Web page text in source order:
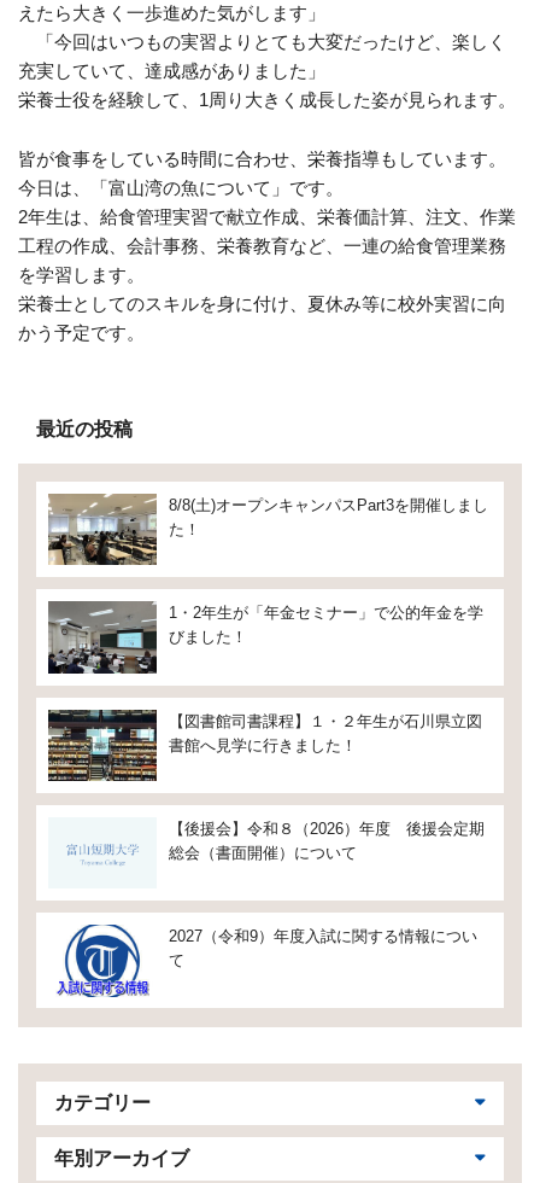
えたら大きく一歩進めた気がします」
「今回はいつもの実習よりとても大変だったけど、楽しく
充実していて、達成感がありました」
栄養士役を経験して、 1周り大きく成長した姿が見られます。
皆が食事をしている時間に合わせ、栄養指導もしています。
今日は、「富山湾の魚について」です。
2年生は、給食管理実習で献立作成、栄養価計算、注文、作業
工程の作成、会計事務、栄養教育など、一連の給食管理業務
を学習します。
栄養士としてのスキルを身に付け、夏休み等に校外実習に向
かう予定です。
最近の投稿
8/8(土)オープンキャンパスPart3を開催しまし
た！
1・2年生が「年金セミナー」で公的年金を学
びました！
【図書館司書課程】１・２年生が石川県立図
書館へ見学に行きました！
【後援会】令和８（2026）年度 後援会定期
総会（書面開催）について
2027（令和9）年度入試に関する情報につい
て
カテゴリー
年別アーカイブ